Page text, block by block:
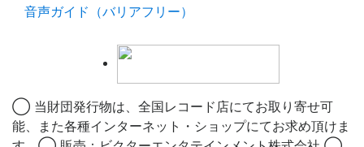
音声ガイド（バリアフリー）
◯ 当財団発行物は、全国レコード店にてお取り寄せ可
能、また各種インターネット・ショップにてお求め頂けま